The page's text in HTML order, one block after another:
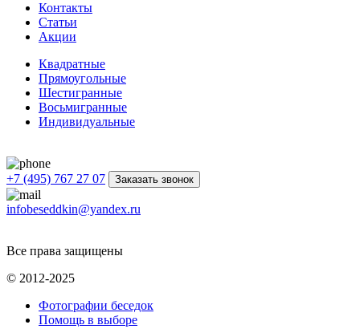
Контакты
Статьи
Акции
Квадратные
Прямоугольные
Шестигранные
Восьмигранные
Индивидуальные
+7 (495) 767 27 07 Заказать звонок
infobeseddkin@yandex.ru
Все права защищены
© 2012-2025
Фотографии беседок
Помощь в выборе